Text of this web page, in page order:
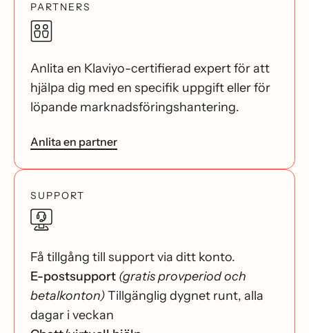
PARTNERS
Anlita en Klaviyo-certifierad expert för att
hjälpa dig med en specifik uppgift eller för
löpande marknadsföringshantering.
Anlita en partner
SUPPORT
Få tillgång till support via ditt konto.
E-postsupport (gratis provperiod och
betalkonton)Tillgänglig dygnet runt, alla
dagar i veckan